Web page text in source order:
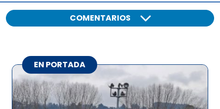
COMENTARIOS
EN PORTADA